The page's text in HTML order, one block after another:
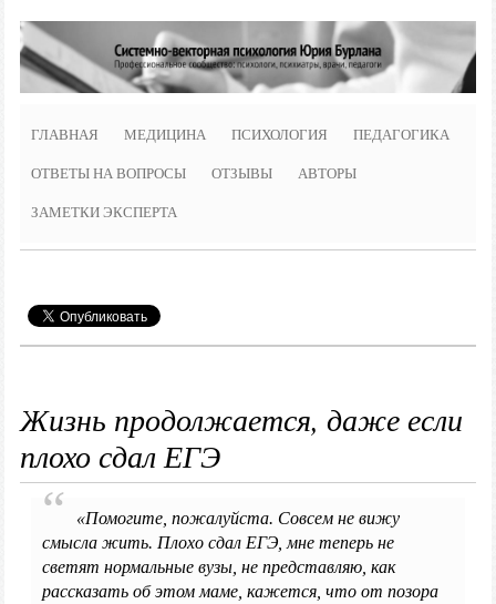
ГЛАВНАЯ МЕДИЦИНА ПСИХОЛОГИЯ ПЕДАГОГИКА
ОТВЕТЫ НА ВОПРОСЫ ОТЗЫВЫ АВТОРЫ
ЗАМЕТКИ ЭКСПЕРТА
Жизнь продолжается, даже если
плохо сдал ЕГЭ
«Помогите, пожалуйста. Совсем не вижу
смысла жить. Плохо сдал ЕГЭ, мне теперь не
светят нормальные вузы, не представляю, как
рассказать об этом маме, кажется, что от позора